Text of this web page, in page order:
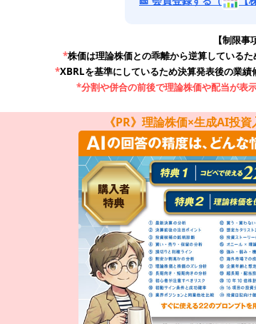
【制限事
*株価は理論株価との乖離から逆算している
*XBRLを基準にしているため決算発表後の業
*分割や併合の前後で理論株価や配当が表
《PR》理論株価×生成AI投